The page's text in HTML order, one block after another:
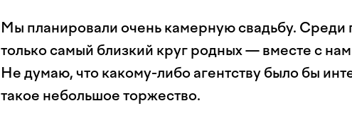
Мы планировали очень камерную свадьбу. Среди
только самый близкий круг родных — вместе с
Не думаю, что какому-либо агентству было бы
такое небольшое торжество.